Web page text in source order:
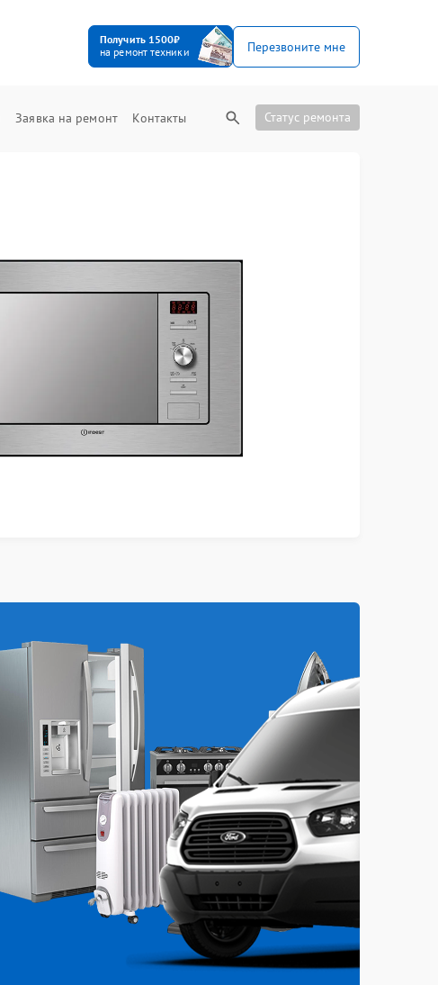
Получить 1500₽
на ремонт техники
Перезвоните мне
Заявка на ремонт Контакты Статус ремонта